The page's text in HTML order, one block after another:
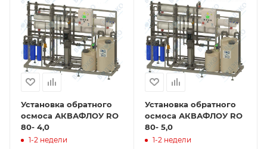
Установка обратного
осмоса АКВАФЛОУ RO
80- 4,0
1-2 недели
Установка обратного
осмоса АКВАФЛОУ RO
80- 5,0
1-2 недели